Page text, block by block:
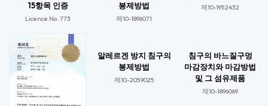
15항목 인증
Licence No. 773​
봉제방법
제10-1896071​
제10-1952432
알레르겐 방지 침구의
봉제방법
제10-2059025​​
침구의 바느질구멍
마감장치와 마감방법
및 그 섬유제품
제10-1896069​​